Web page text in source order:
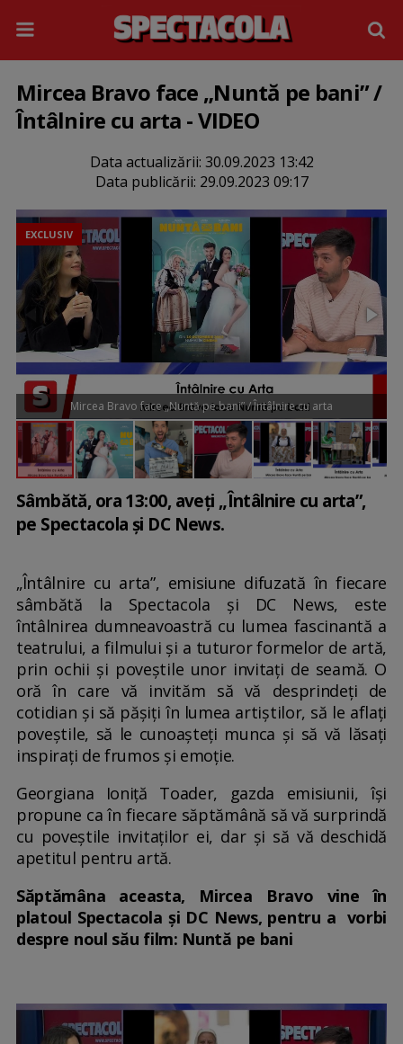
Mircea Bravo face „Nuntă pe bani” /
Întâlnire cu arta - VIDEO
Data actualizării: 30.09.2023 13:42
Data publicării: 29.09.2023 09:17
EXCLUSIV
Mircea Bravo face „Nuntă pe bani” / Întâlnire cu arta
Sâmbătă, ora 13:00, aveți „Întâlnire cu arta”,
pe Spectacola și DC News.
„Întâlnire cu arta”, emisiune difuzată în fiecare
sâmbătă la Spectacola și DC News, este
întâlnirea dumneavoastră cu lumea fascinantă a
teatrului, a filmului și a tuturor formelor de artă,
prin ochii și poveștile unor invitați de seamă. O
oră în care vă invităm să vă desprindeți de
cotidian și să pășiți în lumea artiștilor, să le aflați
poveștile, să le cunoașteți munca și să vă lăsați
inspirați de frumos și emoție.
Georgiana Ioniță Toader, gazda emisiunii, își
propune ca în fiecare săptămână să vă surprindă
cu poveștile invitaților ei, dar și să vă deschidă
apetitul pentru artă.
Săptămâna aceasta, Mircea Bravo vine în
platoul Spectacola și DC News, pentru a vorbi
despre noul său film: Nuntă pe bani